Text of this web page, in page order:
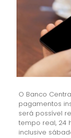
O Banco
pagamentos
será possível
tempo real, 24
inclusive